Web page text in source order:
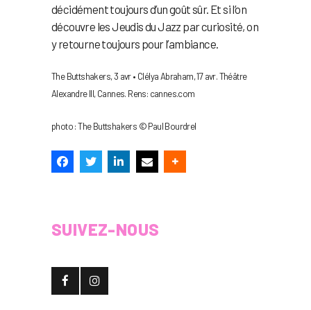
décidément toujours d’un goût sûr. Et si l’on
découvre les Jeudis du Jazz par curiosité, on
y retourne toujours pour l’ambiance.
The Buttshakers, 3 avr • Clélya Abraham, 17 avr. Théâtre
Alexandre III, Cannes. Rens: cannes.com
photo : The Buttshakers © Paul Bourdrel
SUIVEZ-NOUS